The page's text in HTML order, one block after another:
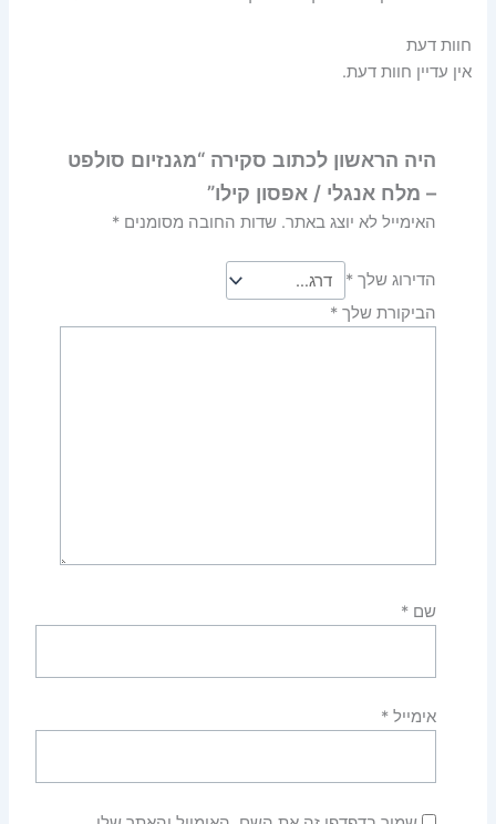
חוות דעת
אין עדיין חוות דעת.
היה הראשון לכתוב סקירה “מגנזיום סולפט
– מלח אנגלי / אפסון קילו”
האימייל לא יוצג באתר. שדות החובה מסומנים *
הדירוג שלך *
הביקורת שלך *
שם *
אימייל *